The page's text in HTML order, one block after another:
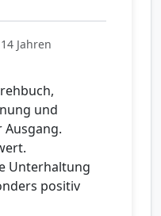
Jahren
und
Unterhaltung
positiv